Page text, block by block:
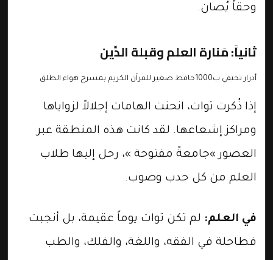
وحقاً يُصان.
​ثانياً: مَنارة العلم وقبلة الدِّين
أدرار تحتفي ب1000حافظ صغير للقرآن الكريم بمسرح هواء الطلق
​إذا ذُكرت توات، انحنت الهامات إجلالاً لزواياها
ومراكز إشعاعها. لقد كانت هذه المنطقة عبر
العصور »جامعةً مفتوحة »، رحل إليها طلاب
العلم من كل حدب وصوب.
في العلم: لم تكن توات يوماً عقيمة، بل أنجبت
فطاحلة في الفقه، واللغة، والفلك، والطب